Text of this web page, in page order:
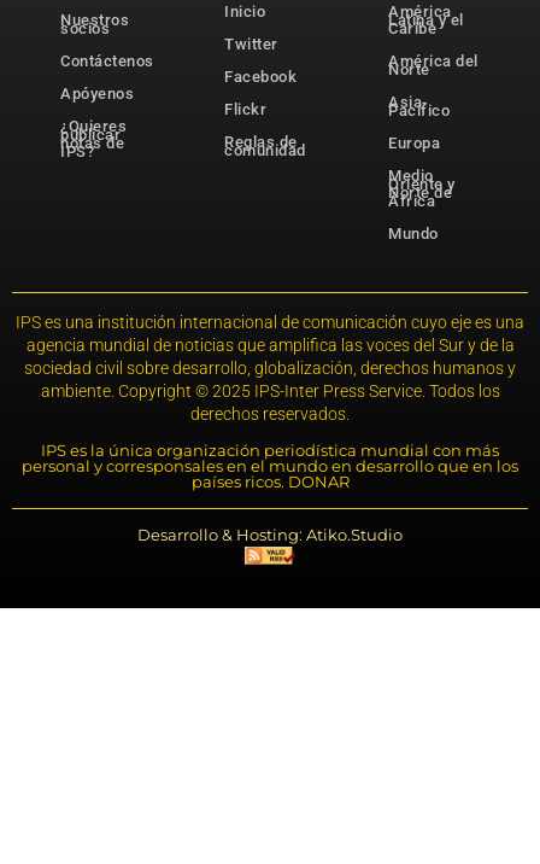
Nuestros
socios
Contáctenos
Apóyenos
¿Quieres
publicar
notas de
IPS?
Inicio
Twitter
Facebook
Flickr
Reglas de
comunidad
América
Latina y el
Caribe
América del
Norte
Asia-
Pacífico
Europa
Medio
Oriente y
Norte de
África
Mundo
IPS es una institución internacional de comunicación cuyo eje es una
agencia mundial de noticias que amplifica las voces del Sur y de la
sociedad civil sobre desarrollo, globalización, derechos humanos y
ambiente. Copyright © 2025 IPS-Inter Press Service. Todos los
derechos reservados.
IPS es la única organización periodística mundial con más
personal y corresponsales en el mundo en desarrollo que en los
países ricos. DONAR
Desarrollo & Hosting: Atiko.Studio